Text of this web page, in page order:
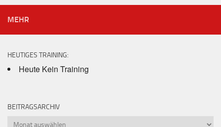
MEHR
HEUTIGES TRAINING:
Heute Kein Training
BEITRAGSARCHIV
Beitragsarchiv